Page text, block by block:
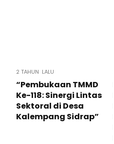
2 TAHUN LALU
“Pembukaan TMMD
Ke-118: Sinergi Lintas
Sektoral di Desa
Kalempang Sidrap”